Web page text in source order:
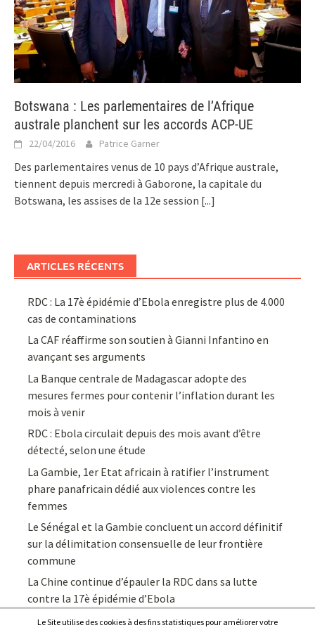
Botswana : Les parlementaires de l’Afrique
australe planchent sur les accords ACP-UE
22/04/2016 Patrice Garner
Des parlementaires venus de 10 pays d’Afrique australe,
tiennent depuis mercredi à Gaborone, la capitale du
Botswana, les assises de la 12e session [...]
ARTICLES RÉCENTS
RDC : La 17è épidémie d’Ebola enregistre plus de 4.000
cas de contaminations
La CAF réaffirme son soutien à Gianni Infantino en
avançant ses arguments
La Banque centrale de Madagascar adopte des
mesures fermes pour contenir l’inflation durant les
mois à venir
RDC : Ebola circulait depuis des mois avant d’être
détecté, selon une étude
La Gambie, 1er Etat africain à ratifier l’instrument
phare panafricain dédié aux violences contre les
femmes
Le Sénégal et la Gambie concluent un accord définitif
sur la délimitation consensuelle de leur frontière
commune
La Chine continue d’épauler la RDC dans sa lutte
contre la 17è épidémie d’Ebola
Le Site utilise des cookies à des fins statistiques pour améliorer votre